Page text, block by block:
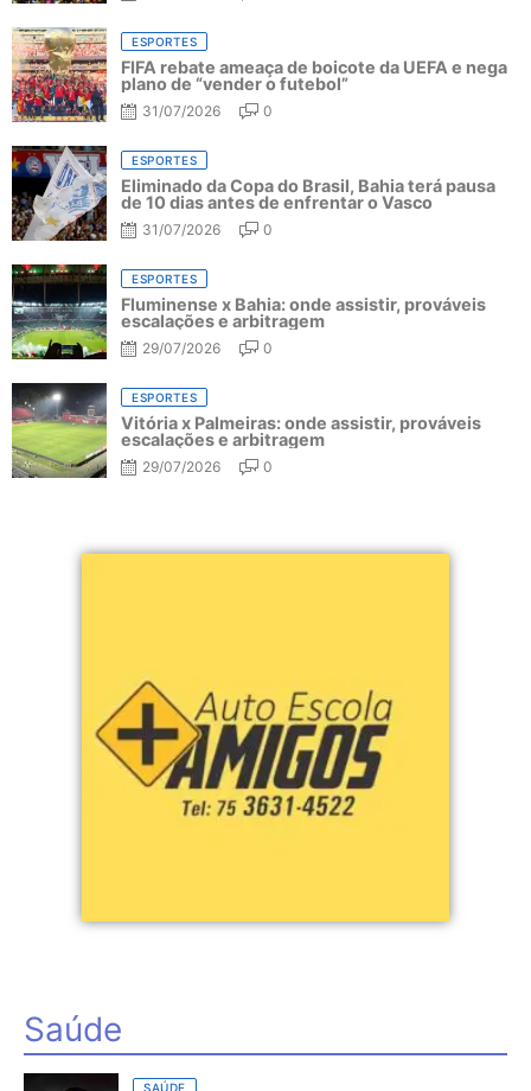
ESPORTES
FIFA rebate ameaça de boicote da UEFA e nega
plano de “vender o futebol”
31/07/2026 0
ESPORTES
Eliminado da Copa do Brasil, Bahia terá pausa
de 10 dias antes de enfrentar o Vasco
31/07/2026 0
ESPORTES
Fluminense x Bahia: onde assistir, prováveis
escalações e arbitragem
29/07/2026 0
ESPORTES
Vitória x Palmeiras: onde assistir, prováveis
escalações e arbitragem
29/07/2026 0
Saúde
SAÚDE